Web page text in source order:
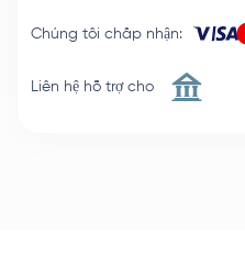
Chúng tôi chấp nhận:
Liên hệ hỗ trợ cho